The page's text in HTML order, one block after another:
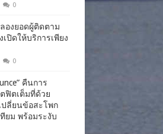
0
องยอดผู้ติดตาม
ปิดให้บริการเพียง
0
คืนการ
ฟิตเต็มที่ด้วย
ปลี่ยนข้อสะโพก
ยม พร้อมระงับ